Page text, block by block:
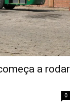
a rodar
0